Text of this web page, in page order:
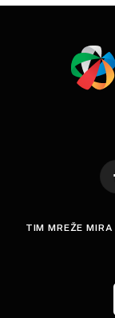
TIM MREŽE MIRA